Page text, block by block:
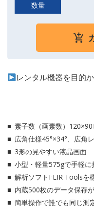
数量
レンタル機器を目的
素子数（画素数）
広角仕様45°×34°、広角
3形の見やすい液晶画面
小型・軽量575gで手軽に
解析ソフトFLIR Toolsを
内蔵500枚のデータ保存
簡単操作で誰でも同じ測